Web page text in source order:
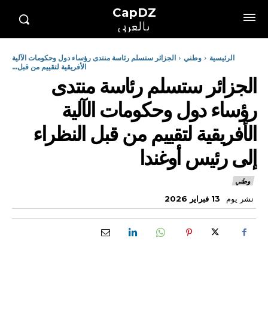
CapDZ
بالعربي
الرئيسية وطني
الجزائر ستسلم رئاسة منتدى رؤساء دول وحكومات الآلية
الأفريقية لتقييم من قبل...
الجزائر ستسلم رئاسة منتدى
رؤساء دول وحكومات الآلية
الأفريقية لتقييم من قبل النظراء
إلى رئيس أوغندا
وطني
نشر يوم 13 فبراير 2026